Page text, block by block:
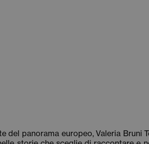
del panorama europeo, Valeria Bruni